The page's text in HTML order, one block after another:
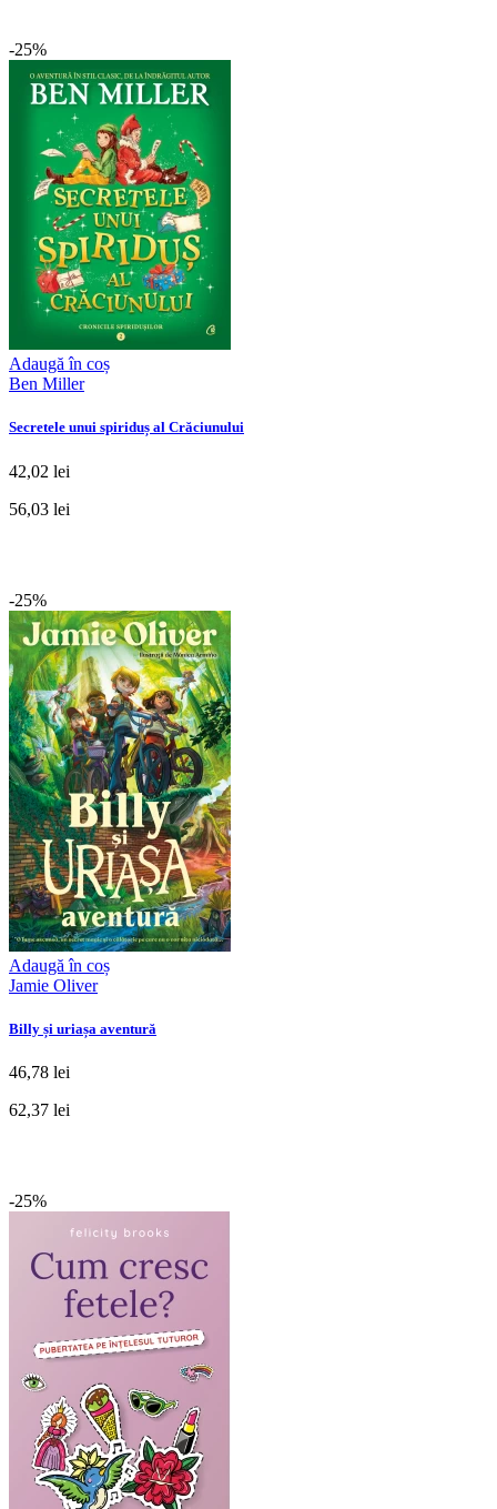
-25%
Adaugă în coș
Ben Miller
Secretele unui spiriduș al Crăciunului
42,02 lei
56,03 lei
-25%
Adaugă în coș
Jamie Oliver
Billy și uriașa aventură
46,78 lei
62,37 lei
-25%